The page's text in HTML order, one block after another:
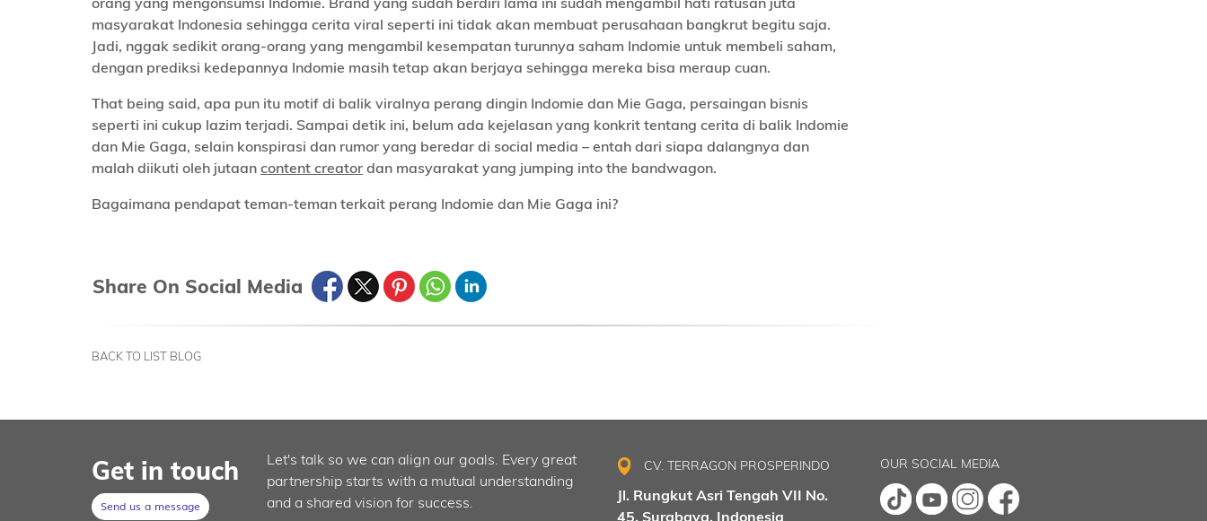
masyarakat Indonesia sehingga cerita viral seperti ini tidak akan membuat perusahaan bangkrut begitu saja.
Jadi, nggak sedikit orang-orang yang mengambil kesempatan turunnya saham Indomie untuk membeli saham,
dengan prediksi kedepannya Indomie masih tetap akan berjaya sehingga mereka bisa meraup cuan.
That being said, apa pun itu motif di balik viralnya perang dingin Indomie dan Mie Gaga, persaingan bisnis
seperti ini cukup lazim terjadi. Sampai detik ini, belum ada kejelasan yang konkrit tentang cerita di balik Indomie
dan Mie Gaga, selain konspirasi dan rumor yang beredar di social media – entah dari siapa dalangnya dan
malah diikuti oleh jutaan content creator dan masyarakat yang jumping into the bandwagon.
Bagaimana pendapat teman-teman terkait perang Indomie dan Mie Gaga ini?
Share On Social Media
BACK TO LIST BLOG
Get in touch
Send us a message
Let's talk so we can align our goals. Every great
partnership starts with a mutual understanding
and a shared vision for success.
CV. TERRAGON PROSPERINDO
Jl. Rungkut Asri Tengah VII No.
45, Surabaya, Indonesia
OUR SOCIAL MEDIA